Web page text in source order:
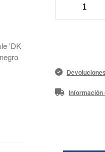
'DK
Información